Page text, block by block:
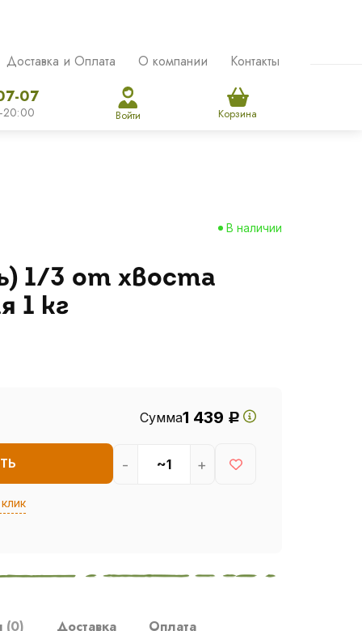
Доставка и Оплата О компании Контакты
07
20:00 Войти Корзина
В наличии
1/3 от хвоста
1 кг
Сумма1 439 Р
- +
(0) Доставка Оплата